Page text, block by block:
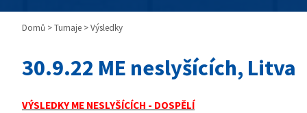
Domů >Turnaje > Výsledky
30.9.22 ME neslyšících, Litva
VÝSLEDKY ME NESLYŠÍCÍCH - DOSPĚLÍ